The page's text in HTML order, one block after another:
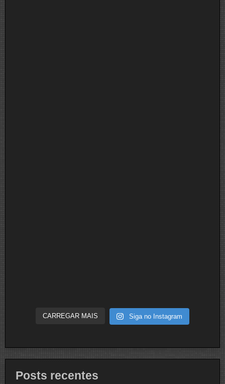
CARREGAR MAIS Siga no Instagram
Posts recentes